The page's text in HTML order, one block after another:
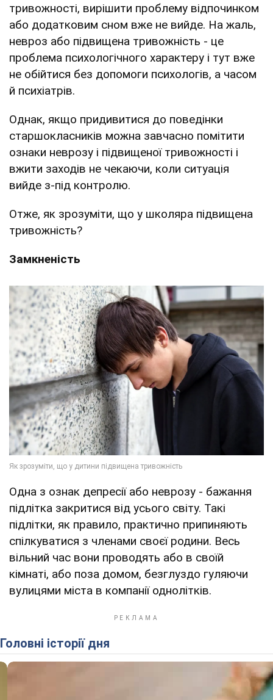
тривожності, вирішити проблему відпочинком
або додатковим сном вже не вийде. На жаль,
невроз або підвищена тривожність - це
проблема психологічного характеру і тут вже
не обійтися без допомоги психологів, а часом
й психіатрів.
Однак, якщо придивитися до поведінки
старшокласників можна завчасно помітити
ознаки неврозу і підвищеної тривожності і
вжити заходів не чекаючи, коли ситуація
вийде з-під контролю.
Отже, як зрозуміти, що у школяра підвищена
тривожність?
Замкненість
Одна з ознак депресії або неврозу - бажання
підлітка закритися від усього світу. Такі
підлітки, як правило, практично припиняють
спілкуватися з членами своєї родини. Весь
вільний час вони проводять або в своїй
кімнаті, або поза домом, безглуздо гуляючи
вулицями міста в компанії однолітків.
Головні історії дня